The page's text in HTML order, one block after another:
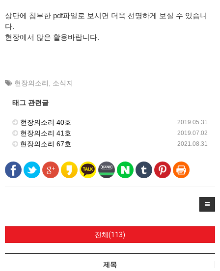
상단에 첨부한 pdf파일로 보시면 더욱 선명하게 보실 수 있습니
다.
현장에서 많은 활용바랍니다.
현장의소리, 소식지
태그 관련글
2019.05.31
현장의소리 40호
2019.07.02
현장의소리 41호
2021.08.31
현장의소리 67호
전체(113)
제목